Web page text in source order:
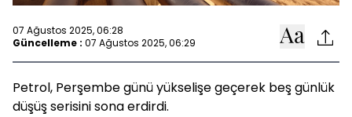
07 Ağustos 2025, 06:28
Güncelleme : 07 Ağustos 2025, 06:29
Petrol, Perşembe günü yükselişe geçerek beş günlük
düşüş serisini sona erdirdi.